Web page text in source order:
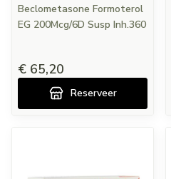
Beclometasone Formoterol
EG 200Mcg/6D Susp Inh.360
€ 65,20
Reserveer